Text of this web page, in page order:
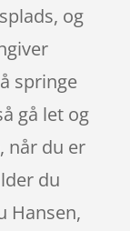
og
springe
gå let og
når du er
du
Hansen,